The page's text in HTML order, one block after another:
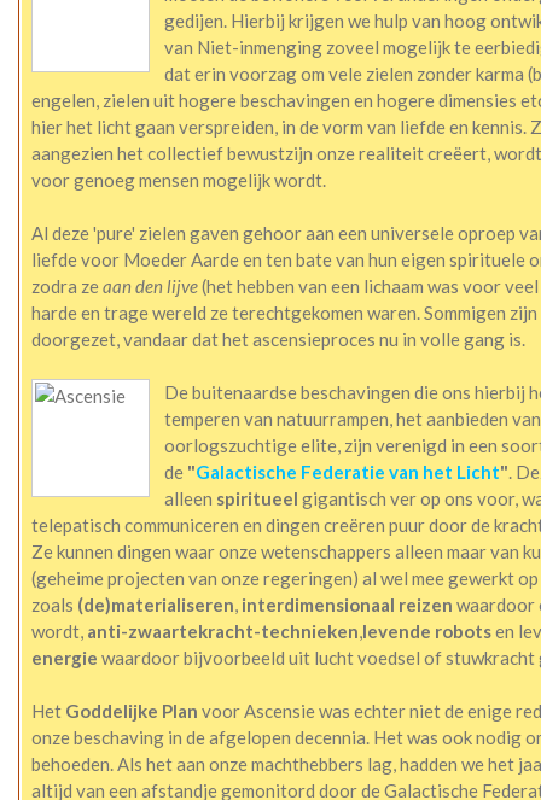
gedijen. Hierbij krijgen we hulp van hoog
van Niet-inmenging zoveel mogelijk te
dat erin voorzag om vele zielen zonder karma
engelen, zielen uit hogere beschavingen en hogere dimensies
hier het licht gaan verspreiden, in de vorm van liefde en kennis.
aangezien het collectief bewustzijn onze realiteit creëert,
voor genoeg mensen mogelijk wordt.
Al deze 'pure' zielen gaven gehoor aan een universele oproep
liefde voor Moeder Aarde en ten bate van hun eigen spirituele
zodra zeaan den lijve(het hebben van een lichaam was voor
harde en trage wereld ze terechtgekomen waren. Sommigen
doorgezet, vandaar dat het ascensieproces nu in volle gang is.
De buitenaardse beschavingen die ons hierbij
temperen van natuurrampen, het aanbieden
oorlogszuchtige elite, zijn verenigd in een
de "Galactische Federatie van het Licht".
alleen spiritueel gigantisch ver op ons voor,
telepatisch communiceren en dingen creëren puur door de
Ze kunnen dingen waar onze wetenschappers alleen maar van
(geheime projecten van onze regeringen) al wel mee gewerkt
zoals (de)materialiseren, interdimensionaal reizen waardoor
wordt, anti-zwaartekracht-technieken,levende robotsen
energie waardoor bijvoorbeeld uit lucht voedsel of stuwkracht
Het Goddelijke Plan voor Ascensie was echter niet de enige
onze beschaving in de afgelopen decennia. Het was ook nodig
behoeden. Als het aan onze machthebbers lag, hadden we het
altijd van een afstandje gemonitord door de Galactische